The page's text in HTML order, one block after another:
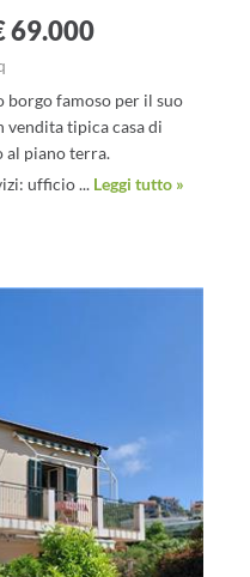
69.000
borgo famoso per il suo
vendita tipica casa di
al piano terra.
ufficio ... Leggi tutto »